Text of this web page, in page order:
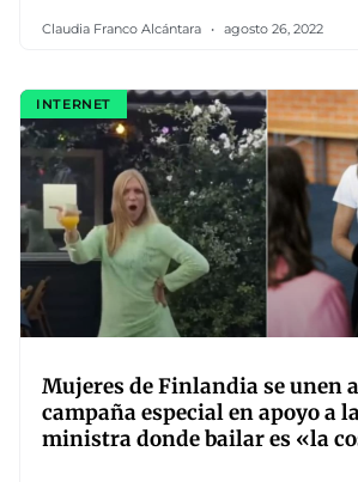
Claudia Franco Alcántara agosto 26, 2022
INTERNET
Mujeres de Finlandia se unen
campaña especial en apoyo a
ministra donde bailar es «la